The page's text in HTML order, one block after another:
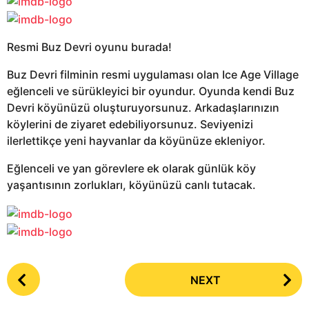
Resmi Buz Devri oyunu burada!
Buz Devri filminin resmi uygulaması olan Ice Age Village
eğlenceli ve sürükleyici bir oyundur. Oyunda kendi Buz
Devri köyünüzü oluşturuyorsunuz. Arkadaşlarınızın
köylerini de ziyaret edebiliyorsunuz. Seviyenizi
ilerlettikçe yeni hayvanlar da köyünüze ekleniyor.
Eğlenceli ve yan görevlere ek olarak günlük köy
yaşantısının zorlukları, köyünüzü canlı tutacak.
P
o
NEXT